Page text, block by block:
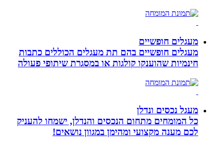
מעגלים חופשיים
מעגלים חופשיים בהם תת מעגלים הכוללים כתבות
חינמיות שהוענקו קולגות או במסגרת שיתופי פעולה
מעגל נכסים ונדלן
כל המומחים מתחום הנכסים והנדלן, ישמחו להעניק
לכם מענה מקצועי ומהימן במגוון נושאים!